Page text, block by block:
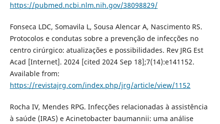
https://pubmed.ncbi.nlm.nih.gov/38098829/
Fonseca LDC, Somavila L, Sousa Alencar A, Nascimento RS.
Protocolos e condutas sobre a prevenção de infecções no
centro cirúrgico: atualizações e possibilidades. Rev JRG Est
Acad [Internet]. 2024 [cited 2024 Sep 18];7(14):e141152.
Available from:
https://revistajrg.com/index.php/jrg/article/view/1152
Rocha IV, Mendes RPG. Infecções relacionadas à assistência
à saúde (IRAS) e Acinetobacter baumannii: uma análise